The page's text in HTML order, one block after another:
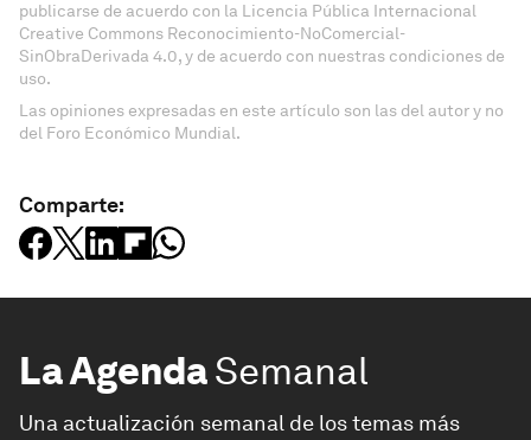
publicarse de acuerdo con la Licencia Pública Internacional
Creative Commons Reconocimiento-NoComercial-
SinObraDerivada 4.0, y de acuerdo con nuestras condiciones de
uso.
Las opiniones expresadas en este artículo son las del autor y no
del Foro Económico Mundial.
Comparte:
La AgendaSemanal
Una actualización semanal de los temas más